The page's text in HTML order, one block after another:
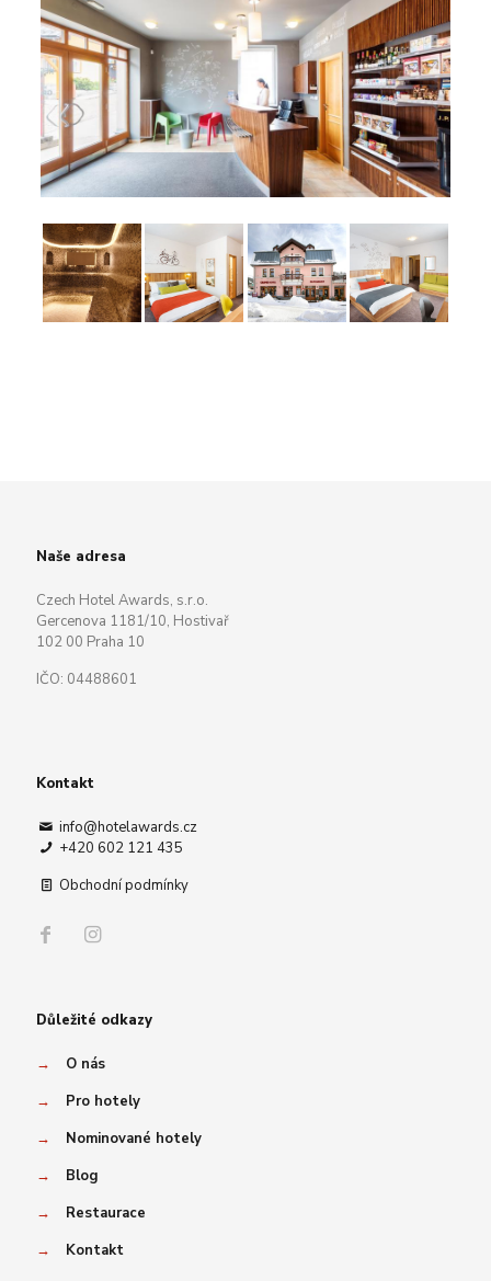
Naše adresa
Czech Hotel Awards, s.r.o.
Gercenova 1181/10, Hostivař
102 00 Praha 10
IČO: 04488601
Kontakt
info@hotelawards.cz
+420 602 121 435
Obchodní podmínky
Důležité odkazy
→
O nás
→
Pro hotely
→
Nominované hotely
→
Blog
→
Restaurace
→
Kontakt